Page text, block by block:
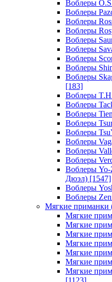
Воблеры
Воблеры
Воблеры
Воблеры
Воблеры
Воблеры
Воблеры
Воблеры
Воблеры
[183]
Воблеры
Воблеры
Воблеры
Воблеры
Воблеры
Воблеры
Воблеры
Воблеры
Воблеры
Дюэл) [1547]
Воблеры
Воблеры
Мягкие приманки
Мягкие
Мягкие
Мягкие
Мягкие
Мягкие
Мягкие
Мягкие